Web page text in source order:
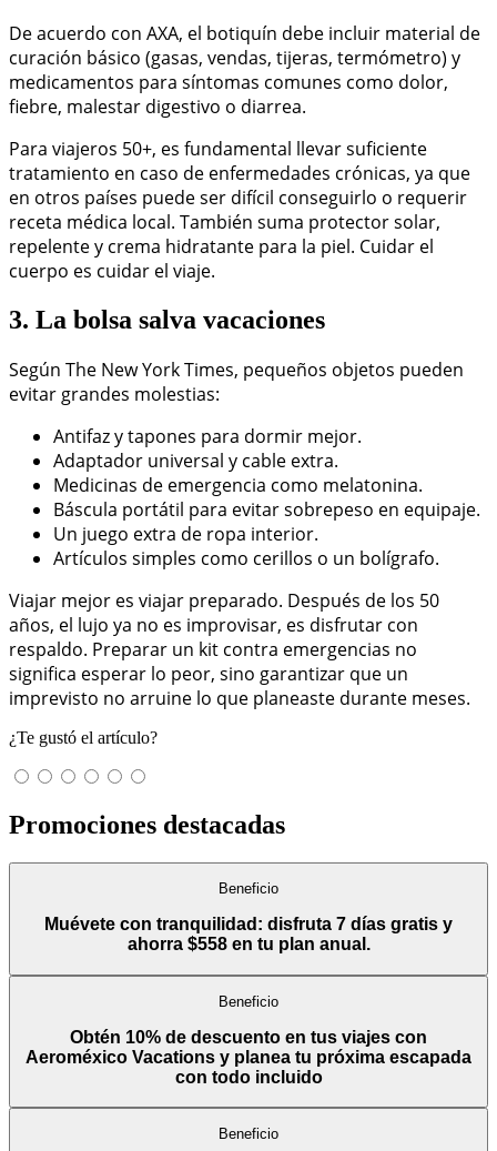
De acuerdo con AXA, el botiquín debe incluir material de
curación básico (gasas, vendas, tijeras, termómetro) y
medicamentos para síntomas comunes como dolor,
fiebre, malestar digestivo o diarrea.
Para viajeros 50+, es fundamental llevar suficiente
tratamiento en caso de enfermedades crónicas, ya que
en otros países puede ser difícil conseguirlo o requerir
receta médica local. También suma protector solar,
repelente y crema hidratante para la piel. Cuidar el
cuerpo es cuidar el viaje.
3. La bolsa salva vacaciones
Según The New York Times, pequeños objetos pueden
evitar grandes molestias:
Antifaz y tapones para dormir mejor.
Adaptador universal y cable extra.
Medicinas de emergencia como melatonina.
Báscula portátil para evitar sobrepeso en equipaje.
Un juego extra de ropa interior.
Artículos simples como cerillos o un bolígrafo.
Viajar mejor es viajar preparado. Después de los 50
años, el lujo ya no es improvisar, es disfrutar con
respaldo. Preparar un kit contra emergencias no
significa esperar lo peor, sino garantizar que un
imprevisto no arruine lo que planeaste durante meses.
¿Te gustó el artículo?
Promociones destacadas
Beneficio
Muévete con tranquilidad: disfruta 7 días gratis y
ahorra $558 en tu plan anual.
Beneficio
Obtén 10% de descuento en tus viajes con
Aeroméxico Vacations y planea tu próxima escapada
con todo incluido
Beneficio